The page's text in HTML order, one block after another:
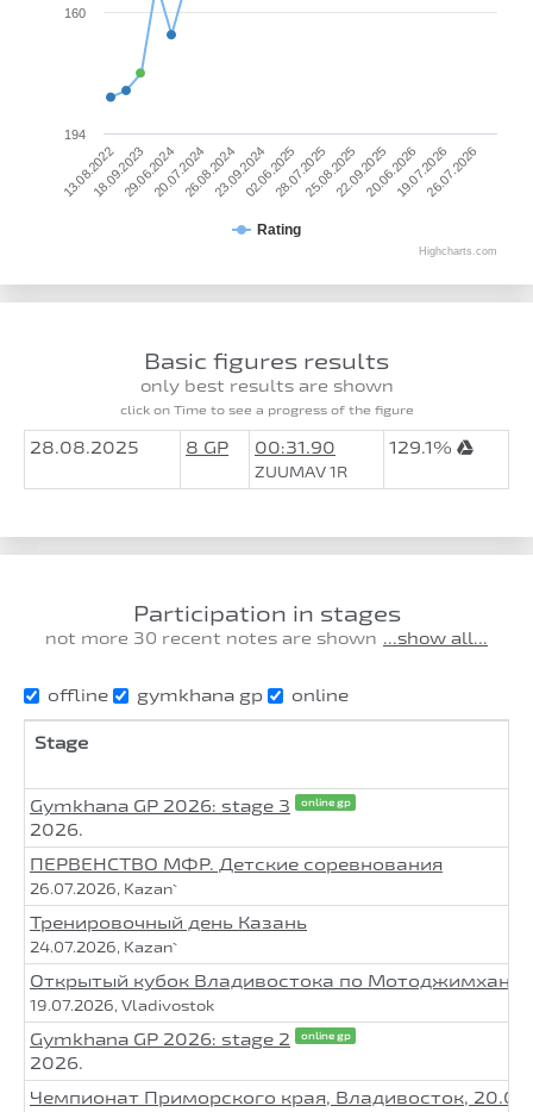
Rating
13.08.202218.09.202329.06.202420.07.202426.08.202423.09.202402.06.202528.07.202525.08.202522.09.202520.06.202619.07.202626.07.2026
160
194
Highcharts.com
Basic figures results
only best results are shown
click on Time to see a progress of the figure
28.08.2025 8 GP 00:31.90
ZUUMAV 1R
129.1%
Participation in stages
not more 30 recent notes are shown ...show all...
offline gymkhana gp online
Stage
Gymkhana GP 2026: stage 3 online gp
2026.
ПЕРВЕНСТВО МФР. Детские соревнования
26.07.2026, Kazan`
Тренировочный день Казань
24.07.2026, Kazan`
Открытый кубок Владивостока по Мотоджимхане.
19.07.2026, Vladivostok
Gymkhana GP 2026: stage 2 online gp
2026.
Чемпионат Приморского края, Владивосток,